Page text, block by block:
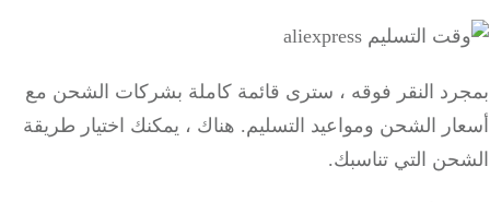
النقر فوقه ، سترى قائمة كاملة بشركات الشحن مع
الشحن ومواعيد التسليم.هناك ، يمكنك اختيار طريقة
التي تناسبك.